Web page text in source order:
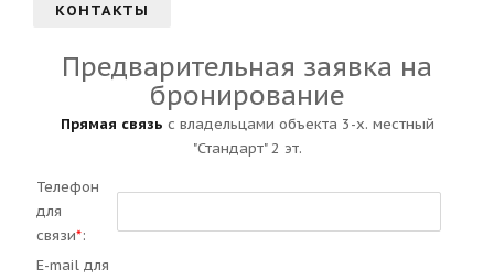
КОНТАКТЫ
Предварительная заявка на
бронирование
Прямая связь с владельцами объекта 3-х. местный
"Стандарт" 2 эт.
Телефон
для
связи*:
E-mail для